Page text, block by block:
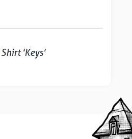
'Keys'